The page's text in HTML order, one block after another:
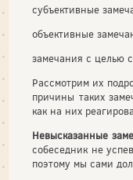
субъективные
объективные
замечания с целью
Рассмотрим их
при­чины таких
как на них
Невысказанные
собе­седник не
поэтому мы сами